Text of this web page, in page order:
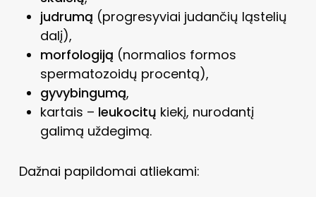
judrumą (progresyviai judančių ląstelių
dalį),
morfologiją (normalios formos
spermatozoidų procentą),
gyvybingumą,
kartais – leukocitų kiekį, nurodantį
galimą uždegimą.
Dažnai papildomai atliekami: